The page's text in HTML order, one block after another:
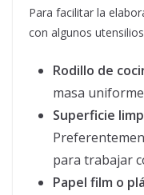
Para facilitar la
con algunos
Rodillo de
masa
Superficie
para trabajar
Papel film o